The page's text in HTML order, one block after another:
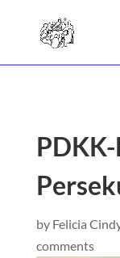
by Felicia
comments